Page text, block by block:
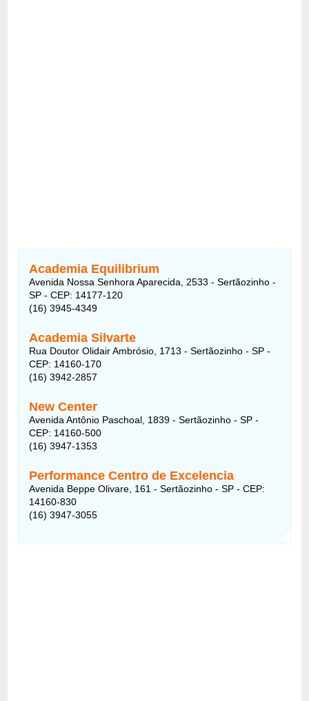
Academia Equilibrium
Avenida Nossa Senhora Aparecida, 2533 - Sertãozinho -
SP - CEP: 14177-120
(16) 3945-4349
Academia Silvarte
Rua Doutor Olidair Ambrósio, 1713 - Sertãozinho - SP -
CEP: 14160-170
(16) 3942-2857
New Center
Avenida Antônio Paschoal, 1839 - Sertãozinho - SP -
CEP: 14160-500
(16) 3947-1353
Performance Centro de Excelencia
Avenida Beppe Olivare, 161 - Sertãozinho - SP - CEP:
14160-830
(16) 3947-3055